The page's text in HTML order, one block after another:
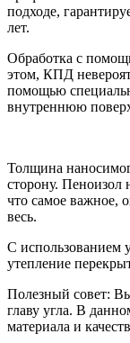
подходе,
лет.
Обработка с
этом, КПД
помощью
внутреннюю
Толщина
сторону. Пеноизол
что самое важное,
весь.
С использованием
утепление
Полезный совет:
главу угла. В
материала и